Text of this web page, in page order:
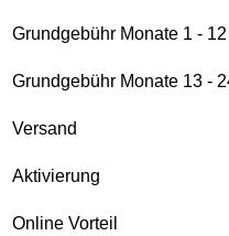
Grundgebühr Monate 1 - 12
Grundgebühr Monate 13 -
Versand
Aktivierung
Online Vorteil